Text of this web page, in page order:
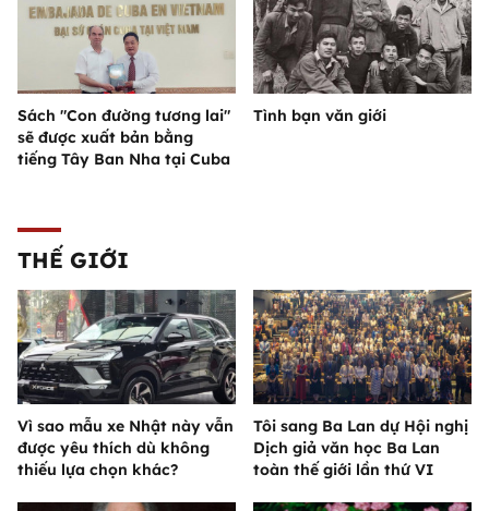
Sách "Con đường tương lai"
sẽ được xuất bản bằng
tiếng Tây Ban Nha tại Cuba
Tình bạn văn giới
THẾ GIỚI
Vì sao mẫu xe Nhật này vẫn
được yêu thích dù không
thiếu lựa chọn khác?
Tôi sang Ba Lan dự Hội nghị
Dịch giả văn học Ba Lan
toàn thế giới lần thứ VI